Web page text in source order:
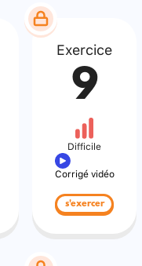
Exercice
9
Difficile
Corrigé vidéo
s'exercer